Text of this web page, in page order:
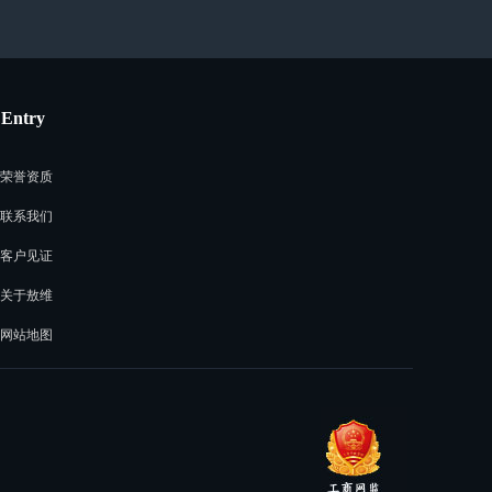
荣誉资质
联系我们
客户见证
关于敖维
网站地图